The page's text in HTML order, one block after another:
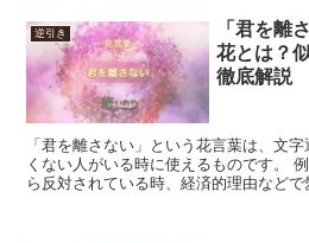
逆引き
「君を離
花とは？
徹底解説
「君を離さない」という花言葉は、文
くない人がいる時に使えるものです。
ら反対されている時、経済的理由など